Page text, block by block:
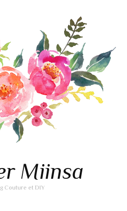
Miinsa
Couture et DIY